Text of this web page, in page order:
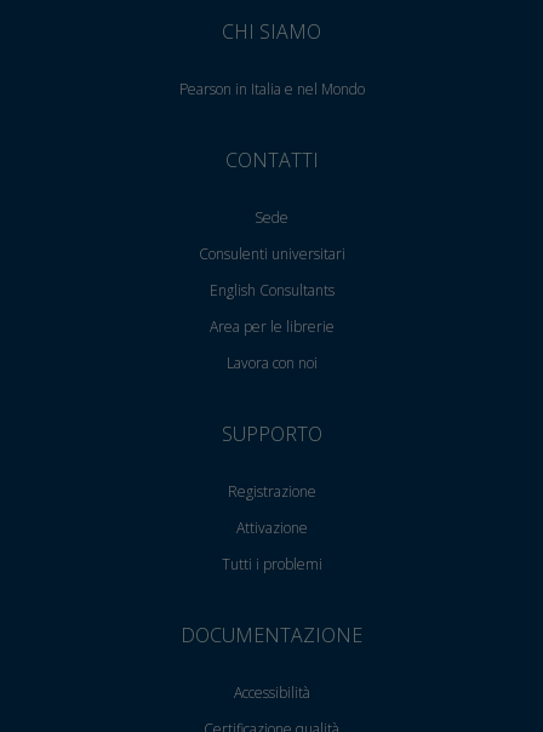
CHI SIAMO
Pearson in Italia e nel Mondo
CONTATTI
Sede
Consulenti universitari
English Consultants
Area per le librerie
Lavora con noi
SUPPORTO
Registrazione
Attivazione
Tutti i problemi
DOCUMENTAZIONE
Accessibilità